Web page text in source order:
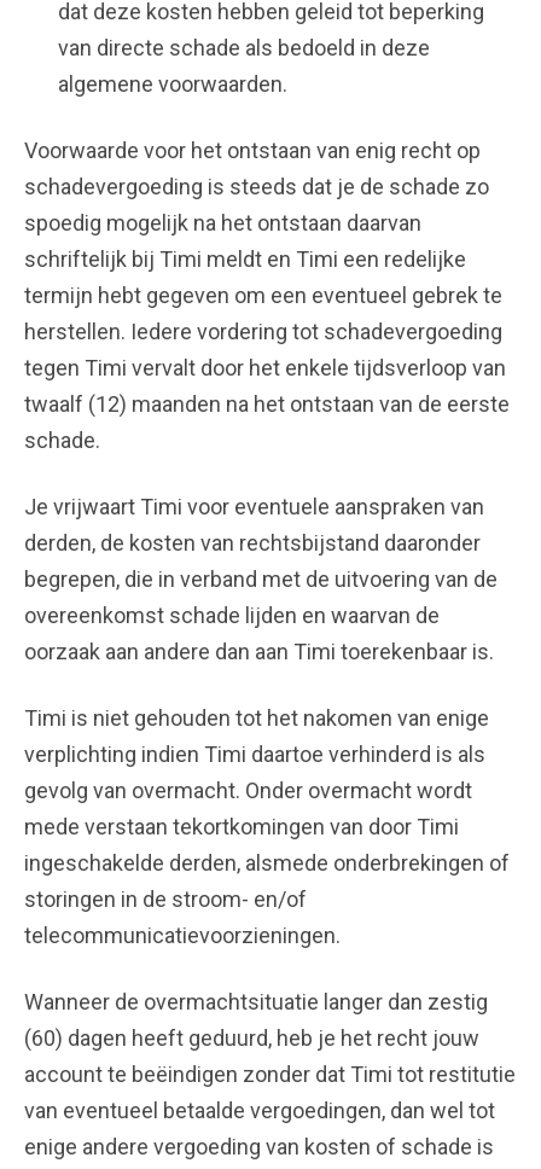
dat deze kosten hebben geleid tot beperking
van directe schade als bedoeld in deze
algemene voorwaarden.
Voorwaarde voor het ontstaan van enig recht op
schadevergoeding is steeds dat je de schade zo
spoedig mogelijk na het ontstaan daarvan
schriftelijk bij Timi meldt en Timi een redelijke
termijn hebt gegeven om een eventueel gebrek te
herstellen. Iedere vordering tot schadevergoeding
tegen Timi vervalt door het enkele tijdsverloop van
twaalf (12) maanden na het ontstaan van de eerste
schade.
Je vrijwaart Timi voor eventuele aanspraken van
derden, de kosten van rechtsbijstand daaronder
begrepen, die in verband met de uitvoering van de
overeenkomst schade lijden en waarvan de
oorzaak aan andere dan aan Timi toerekenbaar is.
Timi is niet gehouden tot het nakomen van enige
verplichting indien Timi daartoe verhinderd is als
gevolg van overmacht. Onder overmacht wordt
mede verstaan tekortkomingen van door Timi
ingeschakelde derden, alsmede onderbrekingen of
storingen in de stroom- en/of
telecommunicatievoorzieningen.
Wanneer de overmachtsituatie langer dan zestig
(60) dagen heeft geduurd, heb je het recht jouw
account te beëindigen zonder dat Timi tot restitutie
van eventueel betaalde vergoedingen, dan wel tot
enige andere vergoeding van kosten of schade is